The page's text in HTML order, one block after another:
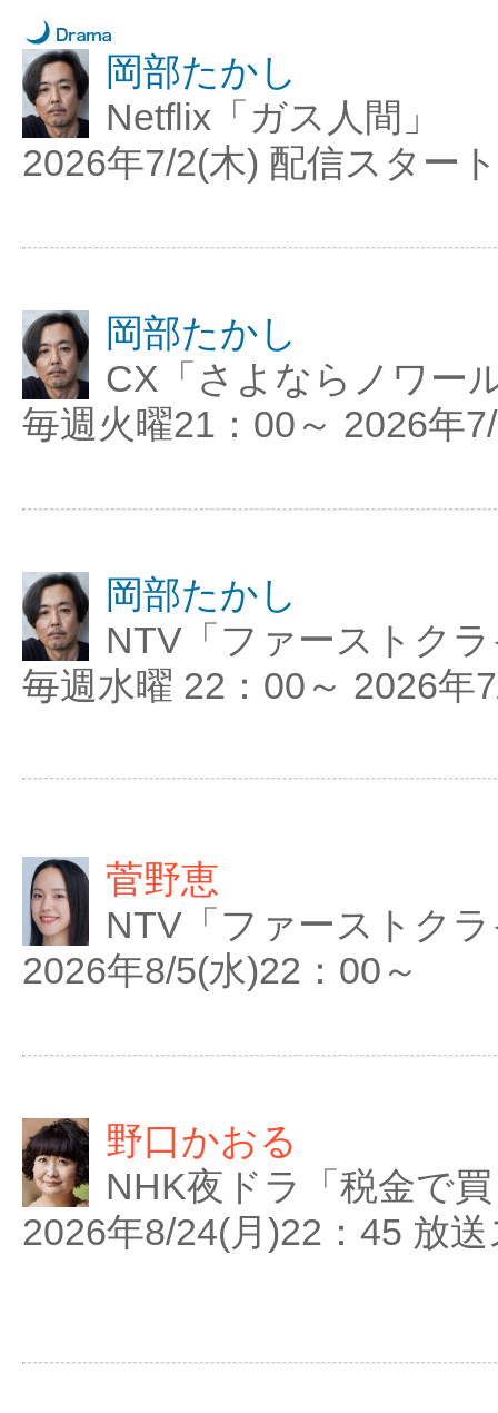
岡部たかし
Netflix「ガス人間」
2026年7/2(木) 配信スター
岡部たかし
CX「さよならノワー
毎週火曜21：00～ 2026年
岡部たかし
NTV「ファーストク
毎週水曜 22：00～ 2026年
菅野恵
NTV「ファーストク
2026年8/5(水)22：00～
野口かおる
NHK夜ドラ「税金で
2026年8/24(月)22：45 放